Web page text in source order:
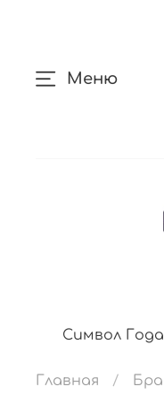
Меню
Символ Года
Главная